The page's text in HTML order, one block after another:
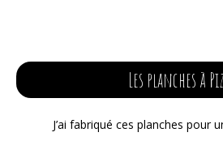
Les planches à
J’ai fabriqué ces planches pour